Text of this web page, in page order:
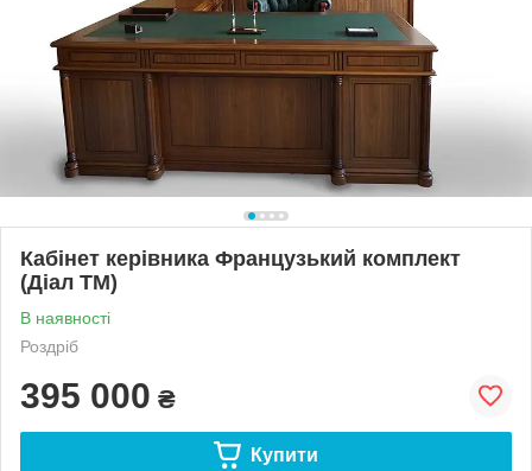
Кабінет керівника Французький комплект
(Діал ТМ)
В наявності
Роздріб
395 000 ₴
Купити